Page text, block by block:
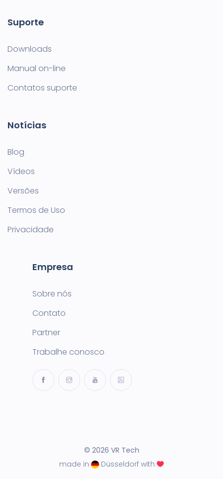
Suporte
Downloads
Manual on-line
Contatos suporte
Notícias
Blog
Vídeos
Versões
Termos de Uso
Privacidade
Empresa
Sobre nós
Contato
Partner
Trabalhe conosco
© 2026 VR Tech
made in
Düsseldorf with